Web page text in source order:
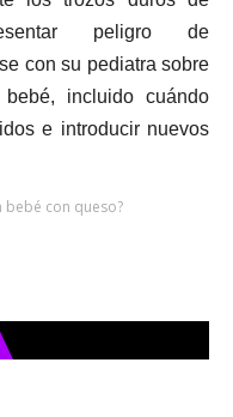
peligro de
con su pediatra sobre
incluido cuándo
e introducir nuevos
bebé con queso?